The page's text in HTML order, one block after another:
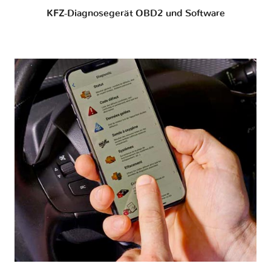
KFZ-Diagnosegerät OBD2 und Software